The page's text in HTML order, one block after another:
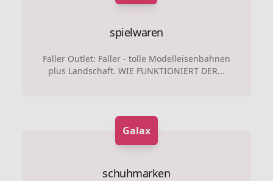
spielwaren
Faller Outlet: Faller - tolle Modelleisenbahnen
plus Landschaft. WIE FUNKTIONIERT DER...
Galax
schuhmarken